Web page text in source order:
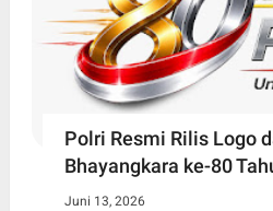
Polri Resmi Rilis Logo
Bhayangkara ke-80
Juni 13, 2026